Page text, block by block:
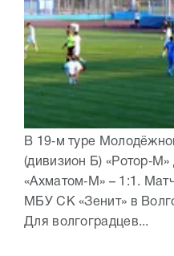
В 19‑м туре
(дивизион Б)
«Ахматом‑М» – 1:1.
МБУ СК «Зенит» в
Для волгоградцев...